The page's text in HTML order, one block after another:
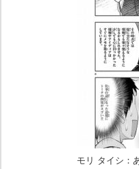
モリ タイシ：